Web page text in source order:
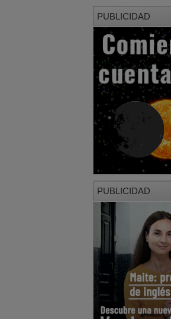
PUBLICIDAD
PUBLICIDAD